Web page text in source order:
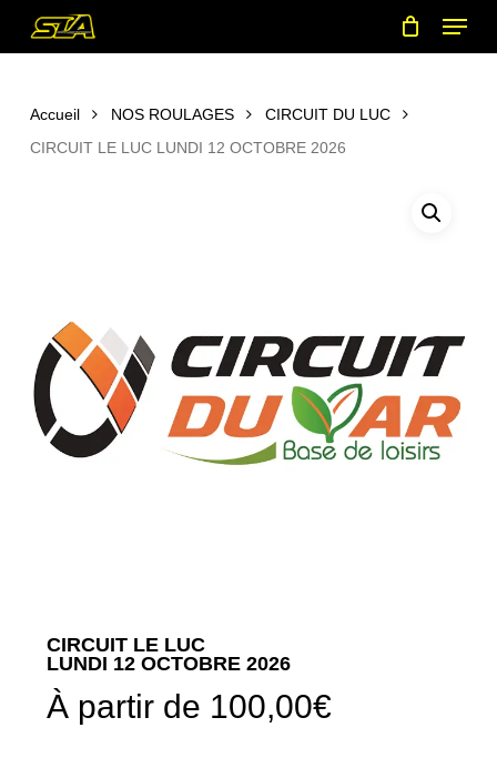
Menu
Accueil NOS ROULAGES
CIRCUIT DU LUC
CIRCUIT LE LUC LUNDI 12 OCTOBRE 2026
CIRCUIT LE LUC
LUNDI 12 OCTOBRE 2026
À partir de 100,00€